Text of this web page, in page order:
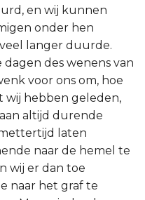
en wij kunnen
onder hen
langer duurde.
des wenens van
voor ons om, hoe
wij hebben geleden,
altijd durende
laten
naar de hemel te
wij er dan toe
naar het graf te